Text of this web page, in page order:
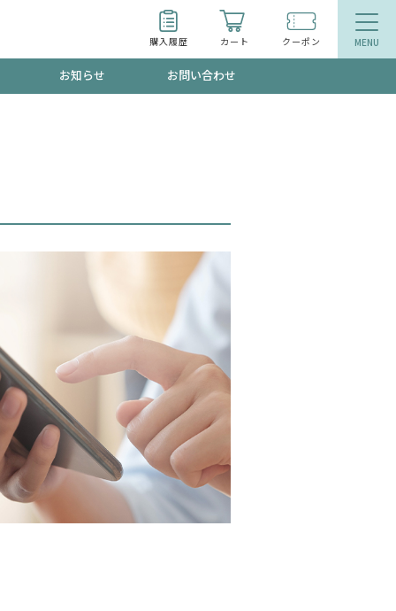
購入履歴 カート クーポン
るものが一目でわかるランキング
お知らせ お問い合わせ